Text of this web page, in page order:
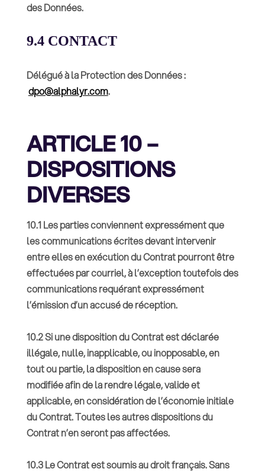
des Données.
9.4 CONTACT
Délégué à la Protection des Données :
dpo@alphalyr.com.
ARTICLE 10 –
DISPOSITIONS
DIVERSES
10.1 Les parties conviennent expressément que
les communications écrites devant intervenir
entre elles en exécution du Contrat pourront être
effectuées par courriel, à l’exception toutefois des
communications requérant expressément
l’émission d’un accusé de réception.
10.2 Si une disposition du Contrat est déclarée
illégale, nulle, inapplicable, ou inopposable, en
tout ou partie, la disposition en cause sera
modifiée afin de la rendre légale, valide et
applicable, en considération de l’économie initiale
du Contrat. Toutes les autres dispositions du
Contrat n’en seront pas affectées.
10.3 Le Contrat est soumis au droit français. Sans